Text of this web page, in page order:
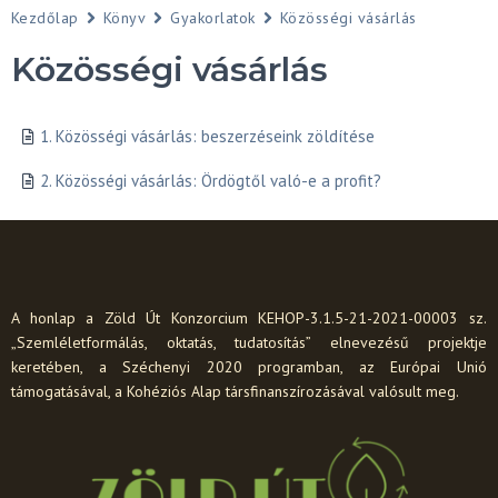
Kezdőlap Könyv Gyakorlatok Közösségi vásárlás
Közösségi vásárlás
1. Közösségi vásárlás: beszerzéseink zöldítése
2. Közösségi vásárlás: Ördögtől való-e a profit?
A honlap a Zöld Út Konzorcium KEHOP-3.1.5-21-2021-00003 sz.
„Szemléletformálás, oktatás, tudatosítás” elnevezésű projektje
keretében, a Széchenyi 2020 programban, az Európai Unió
támogatásával, a Kohéziós Alap társfinanszírozásával valósult meg.